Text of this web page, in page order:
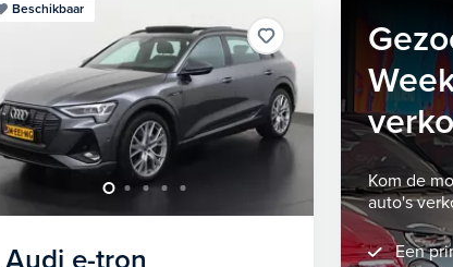
Beschikbaar
Audi e-tron
Kom de
auto's
Een